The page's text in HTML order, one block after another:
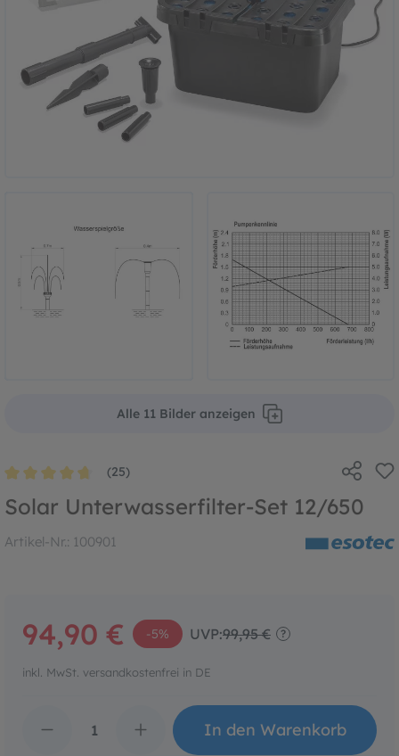
Alle 11 Bilder anzeigen
(25)
Solar Unterwasserfilter-Set 12/650
Artikel-Nr.: 100901
94,90 € -5% UVP:99,95 € ?
inkl. MwSt. versandkostenfrei in DE
Produkt Anzahl: Gib
In den Warenkorb